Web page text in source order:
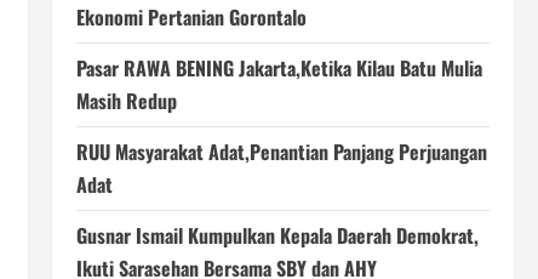
Ekonomi Pertanian Gorontalo
Pasar RAWA BENING Jakarta,Ketika Kilau Batu Mulia
Masih Redup
RUU Masyarakat Adat,Penantian Panjang Perjuangan
Adat
Gusnar Ismail Kumpulkan Kepala Daerah Demokrat,
Ikuti Sarasehan Bersama SBY dan AHY